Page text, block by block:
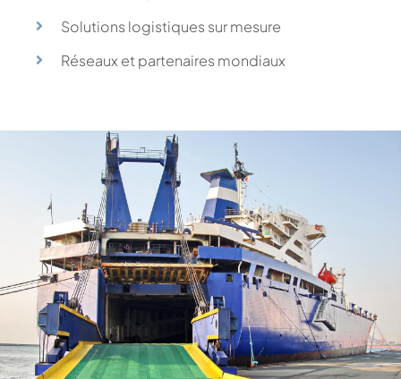
Solutions logistiques sur mesure
Réseaux et partenaires mondiaux